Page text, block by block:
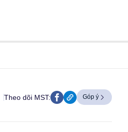
Theo dõi MST: Góp ý